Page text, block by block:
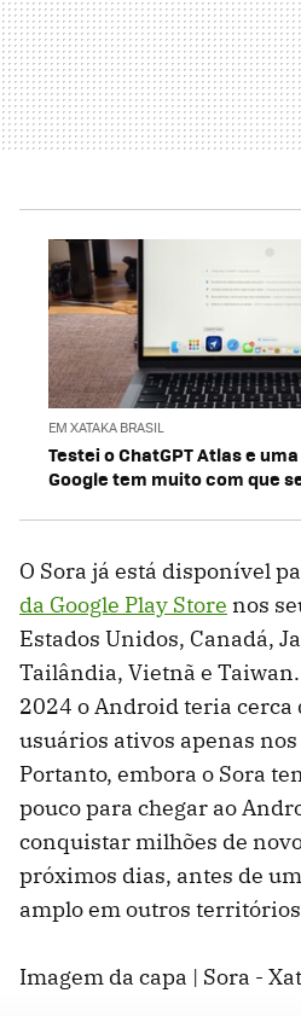
EM XATAKA BRASIL
Testei o ChatGPT Atlas e
Google tem muito com que
O Sora já está disponível
da Google Play Store nos
Estados Unidos, Canadá,
Tailândia, Vietnã e
2024 o Android teria cerca
usuários ativos apenas
Portanto, embora o Sora
pouco para chegar ao
conquistar milhões de
próximos dias, antes de
amplo em outros
Imagem da capa | Sora -